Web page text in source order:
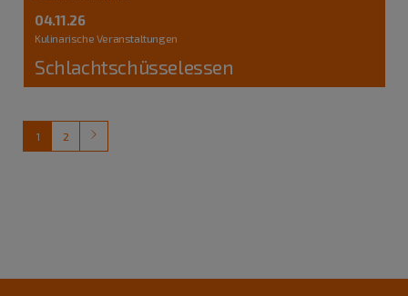
04.11.26
Kulinarische Veranstaltungen
Schlachtschüsselessen
1 2